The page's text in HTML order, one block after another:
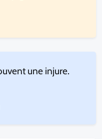
une injure.